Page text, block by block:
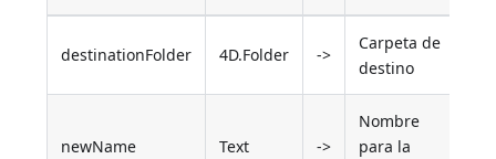
destinationFolder 4D.Folder ->
Carpeta de
destino
newName Text ->
Nombre
para la